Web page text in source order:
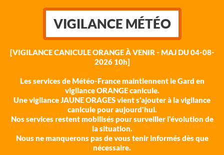
VIGILANCE MÉTÉO
[VIGILANCE CANICULE ORANGE À VENIR - MAJ DU 04-08-
2026 10h]
Les services de Météo-France maintiennent le Gard en
vigilance ORANGE canicule.
Une vigilance JAUNE ORAGES vient s'ajouter à la vigilance
canicule pour aujourd'hui.
Nos services restent mobilisés pour surveiller l'évolution de
la situation.
Nous ne manquerons pas de vous tenir informés dès que
nécessaire.